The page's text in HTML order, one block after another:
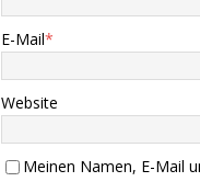
E-Mail*
Website
Meinen Namen, E-Mail